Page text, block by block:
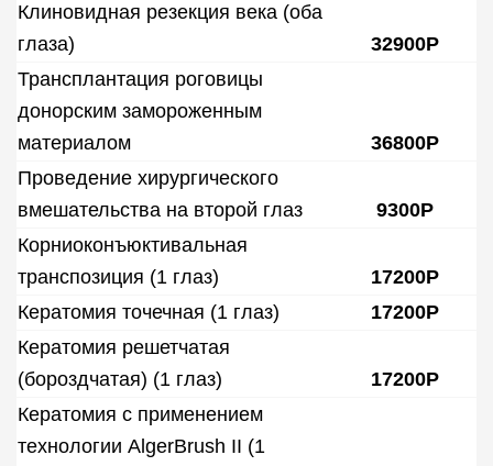
Клиновидная резекция века (оба
глаза)
32900Р
Трансплантация роговицы
донорским замороженным
материалом
36800Р
Проведение хирургического
вмешательства на второй глаз
9300Р
Корниоконъюктивальная
транспозиция (1 глаз)
17200Р
Кератомия точечная (1 глаз)
17200Р
Кератомия решетчатая
(бороздчатая) (1 глаз)
17200Р
Кератомия с применением
технологии AlgerBrush II (1